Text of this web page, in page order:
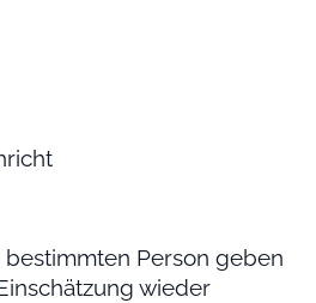
bestimmten Person geben
wieder